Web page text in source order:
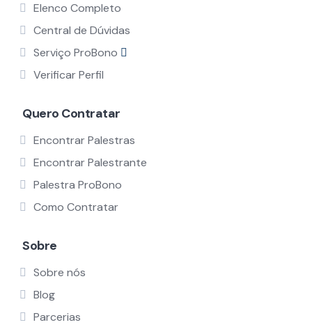
Elenco Completo
Central de Dúvidas
Serviço ProBono
Verificar Perfil
Quero Contratar
Encontrar Palestras
Encontrar Palestrante
Palestra ProBono
Como Contratar
Sobre
Sobre nós
Blog
Parcerias